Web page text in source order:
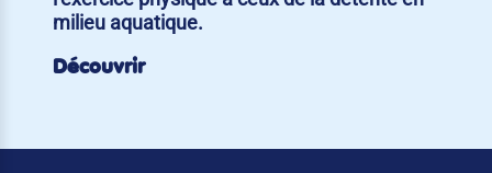
milieu aquatique.
Découvrir